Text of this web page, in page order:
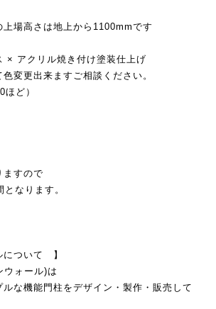
場高さは地上から1100mmです
× アクリル焼き付け塗装仕上げ
変更出来ますご相談ください。
ほど）
ますので
なります。
について 】
ォール)は
な機能門柱をデザイン・製作・販売して